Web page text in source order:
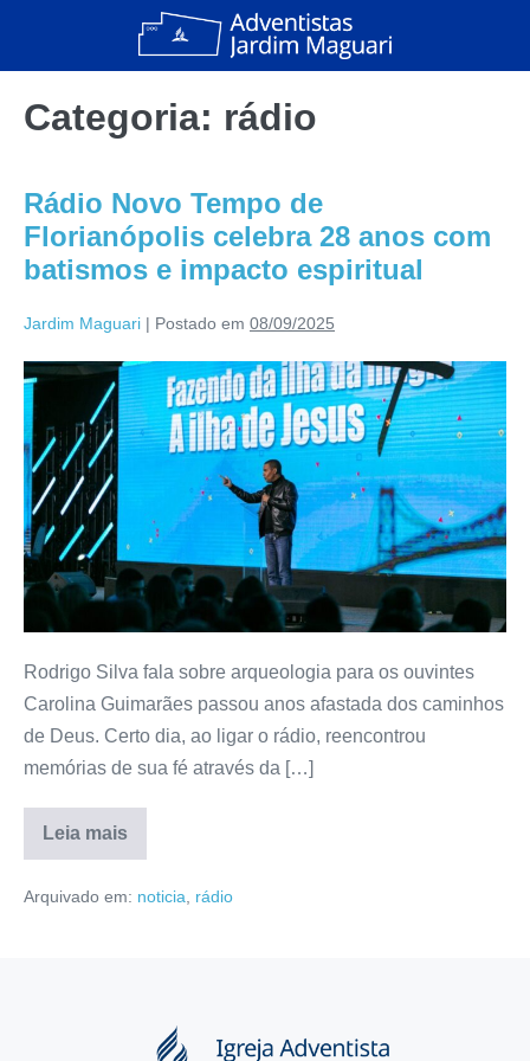
Categoria: rádio
Rádio Novo Tempo de
Florianópolis celebra 28 anos com
batismos e impacto espiritual
Jardim Maguari | Postado em 08/09/2025
Rodrigo Silva fala sobre arqueologia para os ouvintes
Carolina Guimarães passou anos afastada dos caminhos
de Deus. Certo dia, ao ligar o rádio, reencontrou
memórias de sua fé através da […]
Leia mais
Arquivado em: noticia, rádio